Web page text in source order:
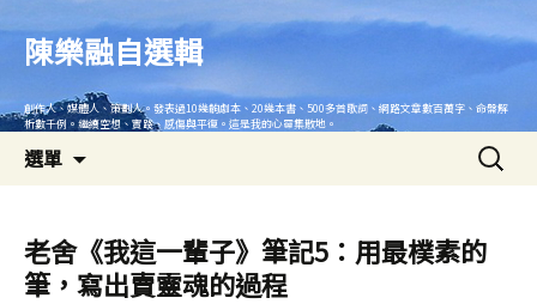
內
陳樂融自選輯
創作人、媒體人、策劃人。發表過10幾齣劇本、20幾本書、500多首歌詞、網路文章數百萬字、命盤解
析數千例。繼續空想、實踐、感傷與平復。這是我的心靈集散地。
選單
搜
尋
鍵
字:
老舍《我這一輩子》筆記5：用最樸素的
筆，寫出賣靈魂的過程